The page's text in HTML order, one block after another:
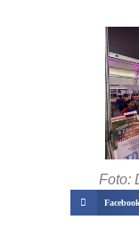
Foto:
Facebook